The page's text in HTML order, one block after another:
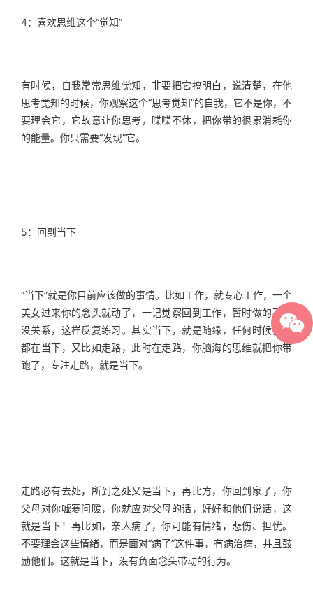
4：喜欢思维这个“觉知”
有时候，自我常常思维觉知，非要把它搞明白，说清楚，在他
思考觉知的时候，你观察这个“思考觉知”的自我，它不是你，不
要理会它，它故意让你思考，喋喋不休，把你带的很累消耗你
的能量。你只需要“发现”它。
5：回到当下
“当下”就是你目前应该做的事情。比如工作，就专心工作，一个
美女过来你的念头就动了，一记觉察回到工作，暂时做的不好
没关系，这样反复练习。其实当下，就是随缘，任何时候我们
都在当下，又比如走路，此时在走路，你脑海的思维就把你带
跑了，专注走路，就是当下。
走路必有去处，所到之处又是当下，再比方，你回到家了，你
父母对你嘘寒问暖，你就应对父母的话，好好和他们说话，这
就是当下！再比如，亲人病了，你可能有情绪，悲伤、担忧。
不要理会这些情绪，而是面对“病了”这件事，有病治病，并且鼓
励他们。这就是当下，没有负面念头带动的行为。